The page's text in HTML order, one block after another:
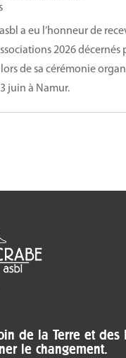
a eu l’honneur de
2026 décernés
de sa cérémonie
juin à Namur.
de la Terre et des
le changement.